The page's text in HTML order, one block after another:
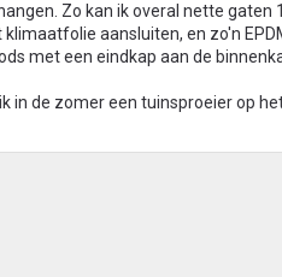
Zo kan ik overal nette gaten
aansluiten, en zo'n
met een eindkap aan de
in de zomer een tuinsproeier op